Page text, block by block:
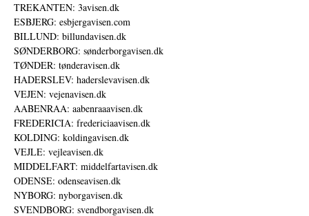
TREKANTEN: 3avisen.dk
ESBJERG: esbjergavisen.com
BILLUND: billundavisen.dk
SØNDERBORG: sønderborgavisen.dk
TØNDER: tønderavisen.dk
HADERSLEV: haderslevavisen.dk
VEJEN: vejenavisen.dk
AABENRAA: aabenraaavisen.dk
FREDERICIA: fredericiaavisen.dk
KOLDING: koldingavisen.dk
VEJLE: vejleavisen.dk
MIDDELFART: middelfartavisen.dk
ODENSE: odenseavisen.dk
NYBORG: nyborgavisen.dk
SVENDBORG: svendborgavisen.dk